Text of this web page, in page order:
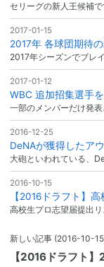
セリーグの新人王候補
2017-01-15
2017年 各球団期待
2017年シーズンでブレ
2017-01-12
WBC 追加招集選手
一部のメンバーだけ発
2016-12-25
DeNAが獲得したア
大砲といわれている、
2016-10-15
【2016ドラフト】
高校生プロ志望届提出
新しい記事 (2016-10-
【2016ドラフト